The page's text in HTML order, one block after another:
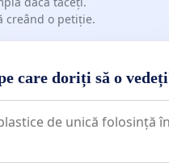
creând o petiție.
care doriți să o vedeți